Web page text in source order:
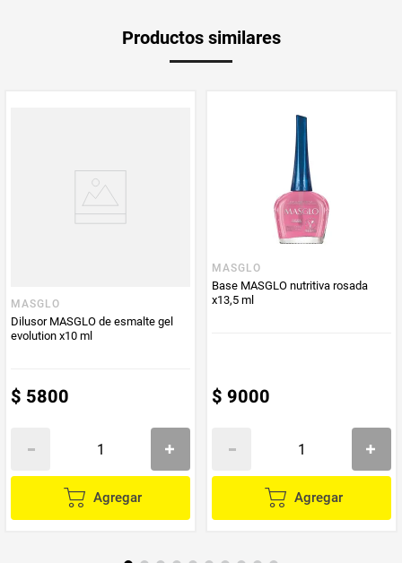
Productos similares
MASGLO
Dilusor MASGLO de esmalte gel
evolution x10 ml
$ 5800
Agregar
MASGLO
Base MASGLO nutritiva rosada
x13,5 ml
$ 9000
Agregar